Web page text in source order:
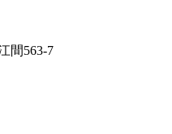
間563-7